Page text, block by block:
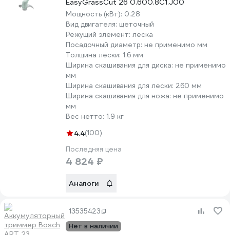
EasyGrassCut 26 0.600.8C1.J00
Мощность (кВт): 0.28
Вид двигателя: щеточный
Режущий элемент: леска
Посадочный диаметр: не применимо мм
Толщина лески: 1.6 мм
Ширина скашивания для диска: не применимо
мм
Ширина скашивания для лески: 260 мм
Ширина скашивания для ножа: не применимо
мм
Вес нетто: 1.9 кг
4.4(100)
Последняя цена
4 824 ₽
Аналоги
13535423
Нет в наличии